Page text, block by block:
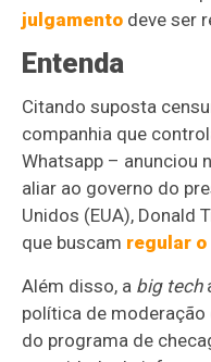
julgamento deve ser
Entenda
Citando suposta
companhia que
Whatsapp – anunciou
aliar ao governo do
Unidos (EUA), Donald
que buscam regular o
Além disso, a big tech
política de
do programa de